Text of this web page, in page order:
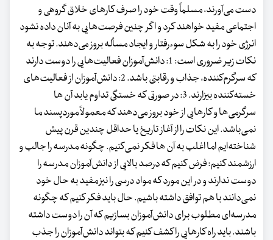
دست می‌آورند، مسلماً وقت خود را صرف کارهای خلاق گروهی و
اجتماعی مفید خواهند کرد و اگر چنین فرصت‌هایی به آنان داده نشود
انرژی خود را به شکل سوء‌رفتار و ایجاد مسأله بروز می‌دهند. توجه به
نکات زیر ضروری است: 1: دانش‌آموزان فعالیت‌هایی را دوست دارند
که سرگرم‌کننده، جذاب و رقابتی باشد. 2: دانش‌آموزان از فعالیت‌های
خسته‌کننده بیزارند. 3: در صورتی که خستگی تداوم یابد آن ها
سرگرمی‌ها و کارهایی از خود بروز می‌دهند که معمولاً موردپسند ما
نمی‌باشد. این نکات را از‌ آغاز تاریخ یا حداقل چندین قرن پیش
شناخته‌ایم اما اغلب به آن ها فکر نمی‌کنیم.‌ چگونه مدرسه را جالب و
ارزشمند کنیم: فرض کنیم که درصد بالایی از دانش‌آموزان مدرسه را
دوست ندارند و در این مورد که مواد درسی را نیز مفید به حال خود
نمی‌دانند با هم توافق داشته باشیم. حال باید فکر کنیم که چگونه
مدرسه‌ای مطلوب برای دانش‌آموزان بسازیم که آن را دوست داشته
باشند. باید راه کارهایی را کشف کنیم که بتواند دانش‌‌آموزان را جذب